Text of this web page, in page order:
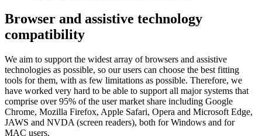
Browser and assistive technology
compatibility
We aim to support the widest array of browsers and assistive
technologies as possible, so our users can choose the best fitting
tools for them, with as few limitations as possible. Therefore, we
have worked very hard to be able to support all major systems that
comprise over 95% of the user market share including Google
Chrome, Mozilla Firefox, Apple Safari, Opera and Microsoft Edge,
JAWS and NVDA (screen readers), both for Windows and for
MAC users.